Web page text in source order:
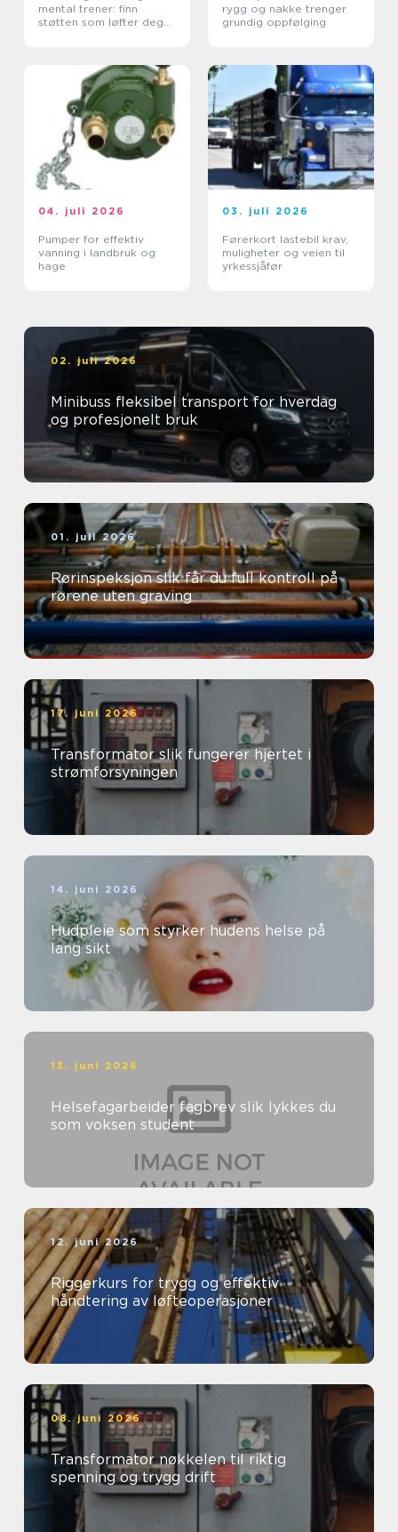
mental trener: finn
støtten som løfter deg
rygg og nakke trenger
grundig oppfølging
04. juli 2026
Pumper for effektiv
vanning i landbruk og
hage
03. juli 2026
Førerkort lastebil krav,
muligheter og veien til
yrkessjåfør
02. juli 2026
Minibuss fleksibel transport for hverdag
og profesjonelt bruk
01. juli 2026
Rørinspeksjon slik får du full kontroll på
rørene uten graving
17. juni 2026
Transformator slik fungerer hjertet i
strømforsyningen
14. juni 2026
Hudpleie som styrker hudens helse på
lang sikt
13. juni 2026
Helsefagarbeider fagbrev slik lykkes du
som voksen student
12. juni 2026
Riggerkurs for trygg og effektiv
håndtering av løfteoperasjoner
08. juni 2026
Transformator nøkkelen til riktig
spenning og trygg drift